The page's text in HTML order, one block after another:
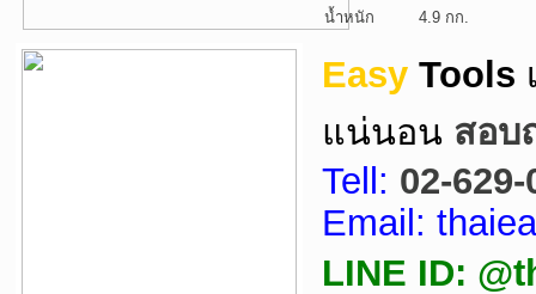
น้ำหนัก
4.9 กก.
Easy Tools
แน่นอน สอบ
Tell: 02-629-
Email:
LINE ID: